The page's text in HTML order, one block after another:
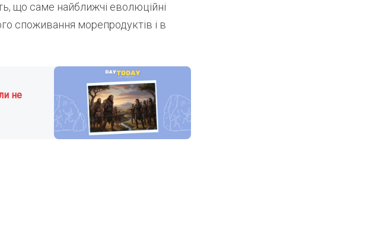
що саме найближчі еволюційні
споживання морепродуктів і в
не